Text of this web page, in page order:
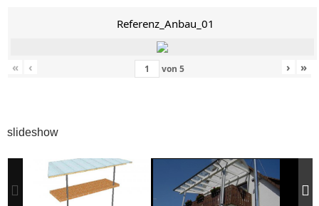
Referenz_Anbau_01
« ‹ von 5 › »
slideshow